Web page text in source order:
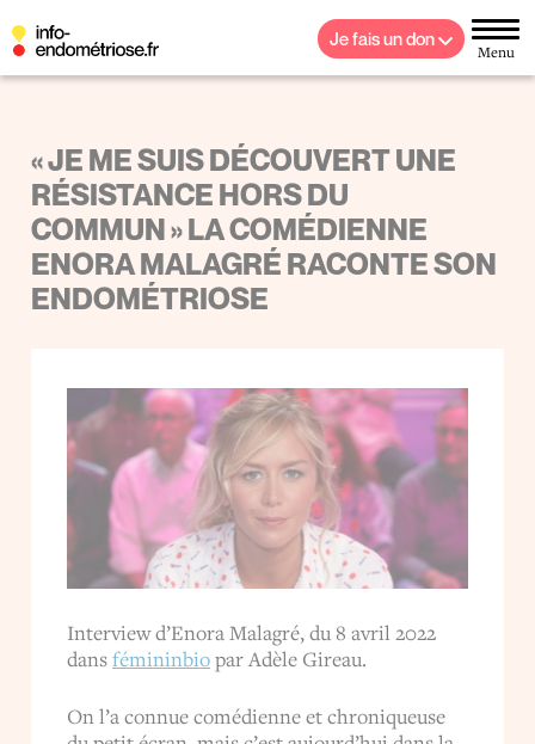
Menu
Je fais un don
« JE ME SUIS DÉCOUVERT UNE
RÉSISTANCE HORS DU
COMMUN » LA COMÉDIENNE
ENORA MALAGRÉ RACONTE SON
ENDOMÉTRIOSE
Interview d’Enora Malagré, du 8 avril 2022
dansfémininbiopar Adèle Gireau.
On l’a connue comédienne et chroniqueuse